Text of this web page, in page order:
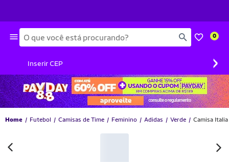
Busca 0
Inserir CEP ›
Home Futebol Camisas de Time Feminino Adidas Verde Camisa